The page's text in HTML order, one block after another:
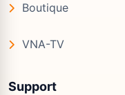
Boutique
VNA-TV
Support